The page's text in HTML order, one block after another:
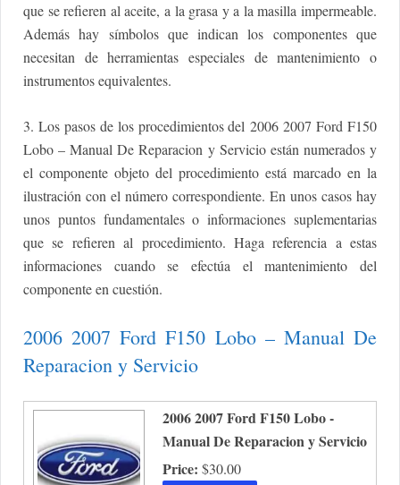
que se refieren al aceite, a la grasa y a la masilla impermeable.
Además hay símbolos que indican los componentes que
necesitan de herramientas especiales de mantenimiento o
instrumentos equivalentes.
3. Los pasos de los procedimientos del 2006 2007 Ford F150
Lobo – Manual De Reparacion y Servicio están numerados y
el componente objeto del procedimiento está marcado en la
ilustración con el número correspondiente. En unos casos hay
unos puntos fundamentales o informaciones suplementarias
que se refieren al procedimiento. Haga referencia a estas
informaciones cuando se efectúa el mantenimiento del
componente en cuestión.
2006 2007 Ford F150 Lobo – Manual De
Reparacion y Servicio
2006 2007 Ford F150 Lobo -
Manual De Reparacion y Servicio
Price: $30.00